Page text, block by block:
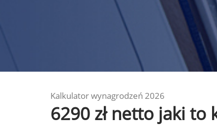
Kalkulator wynagrodzeń 2026
6290 zł netto jaki